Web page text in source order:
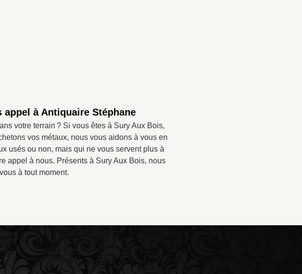
à Antiquaire Stéphane
votre terrain ? Si vous êtes à Sury Aux Bois,
vos métaux, nous vous aidons à vous en
usés ou non, mais qui ne vous servent plus à
appel à nous. Présents à Sury Aux Bois, nous
à tout moment.